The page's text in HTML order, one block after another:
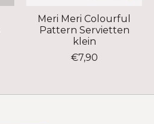
Meri Meri Colourful
Pattern Servietten
klein
€7,90